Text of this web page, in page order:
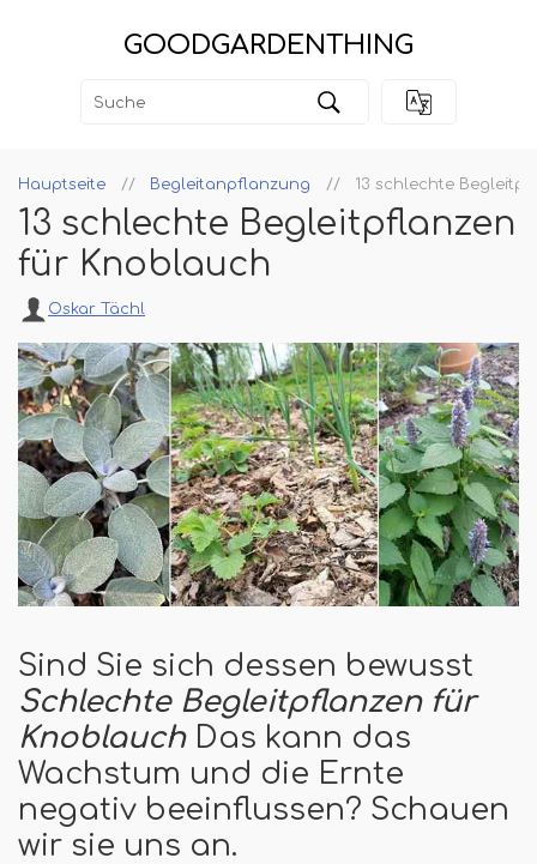
GOODGARDENTHING
Hauptseite Begleitanpflanzung 13 schlechte
13 schlechte Begleitpflanzen
für Knoblauch
Oskar Tächl
Sind Sie sich dessen bewusst
Schlechte Begleitpflanzen für
KnoblauchDas kann das
Wachstum und die Ernte
negativ beeinflussen? Schauen
wir sie uns an.